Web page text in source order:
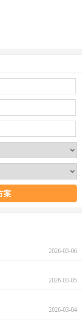
2026-03-06
2026-03-05
2026-03-04